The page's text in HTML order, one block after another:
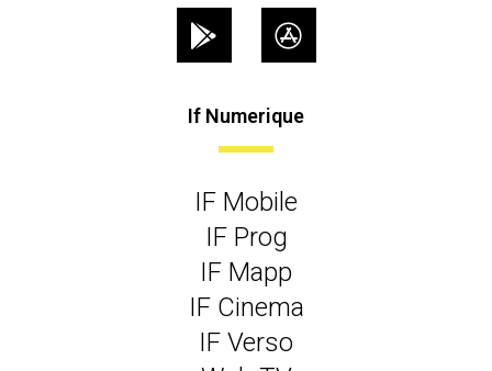
If Numerique
IF Mobile
IF Prog
IF Mapp
IF Cinema
IF Verso